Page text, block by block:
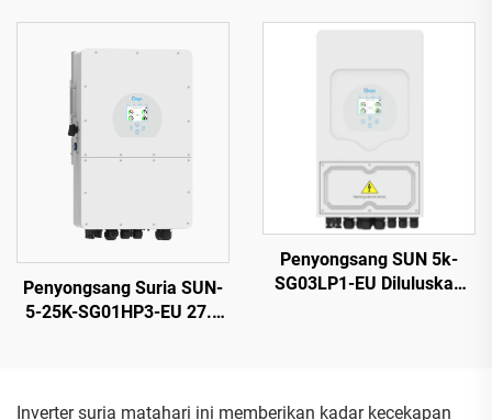
25 Tahun
Tahan Cuaca untuk Sistem
Penyongsang Suria SUN-
5-25K-SG01HP3-EU 27.5
Penyongsang SUN 5k-
SG03LP1-EU Diluluskan
Inverter suria matahari ini memberikan kadar kecekapan